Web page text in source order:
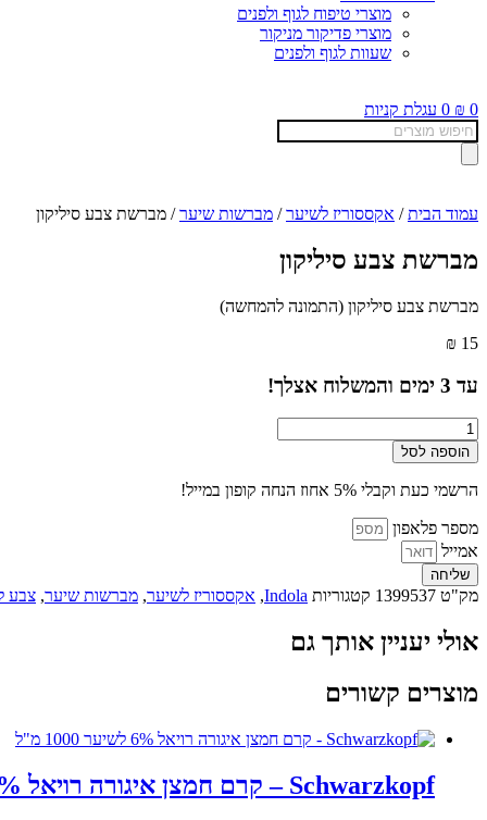
מוצרי טיפוח לגוף ולפנים
מוצרי פדיקור מניקור
שעוות לגוף ולפנים
₪ 0
0 עגלת קניות
Products
search
עמוד הבית/ אקססוריז לשיער/ מברשות שיער/ מברשת צבע סיליקון
מברשת צבע סיליקון
מברשת צבע סיליקון (התמונה להמחשה)
₪ 15
עד 3 ימים והמשלוח אצלך!
כמות
של
מברשת
צבע
הוספה לסל
הרשמי כעת וקבלי 5% אחוז הנחה קופון במייל!
מספר פלאפון
אמייל
שליחה
מק"ט 1399537 קטגוריות Indola
, אקססוריז לשיער, מברשות שיער, צבע
אולי יעניין אותך גם
מוצרים קשורים
Schwarzkopf – קרם חמצן איגורה רויאל 6% לשיער 1000 מ"ל